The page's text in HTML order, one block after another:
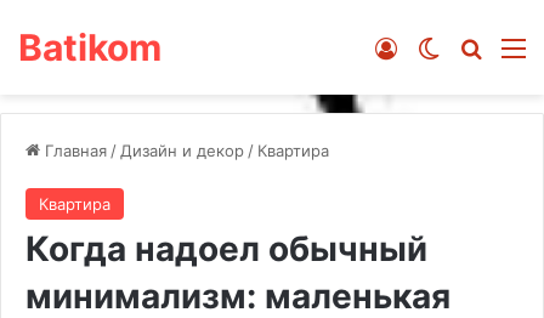
Batikom Switch skin
Войти
Главная / Дизайн и декор / Квартира
Квартира
Когда надоел обычный
минимализм: маленькая